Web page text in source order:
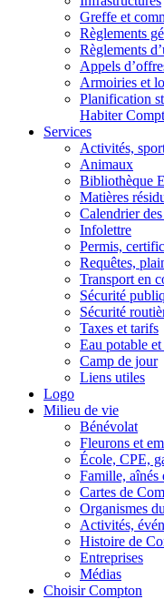
Greffe et
Règlements
Règlements
Appels
Armoiries et
Planification
Habiter
Services
Activités,
Animaux
Bibliothèque
Matières
Calendrier
Infolettre
Permis,
Requêtes,
Transport en
Sécurité
Sécurité
Taxes et tarifs
Eau potable et
Camp de jour
Liens utiles
Logo
Milieu de vie
Bénévolat
Fleurons et
École, CPE,
Famille, aînés
Cartes de
Organismes
Activités,
Histoire de
Entreprises
Médias
Choisir Compton